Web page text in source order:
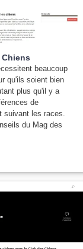
Chiens
beaucoup
qu'ils soient bien
plus qu'il y a
de
suivant les races.
du Mag des